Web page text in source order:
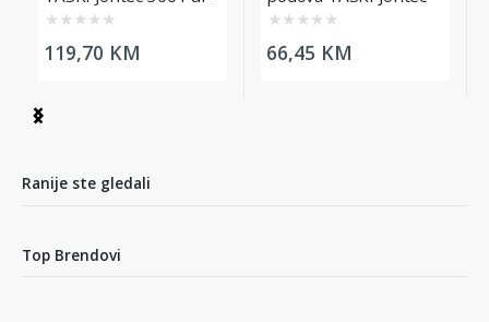
Eco SmartDose, 1.4L
★ ★ ★ ★ ★
119,70 KM
300, 5L
★ ★ ★ ★ ★
66,45 KM
Item
4
Ranije ste gledali
Top Brendovi